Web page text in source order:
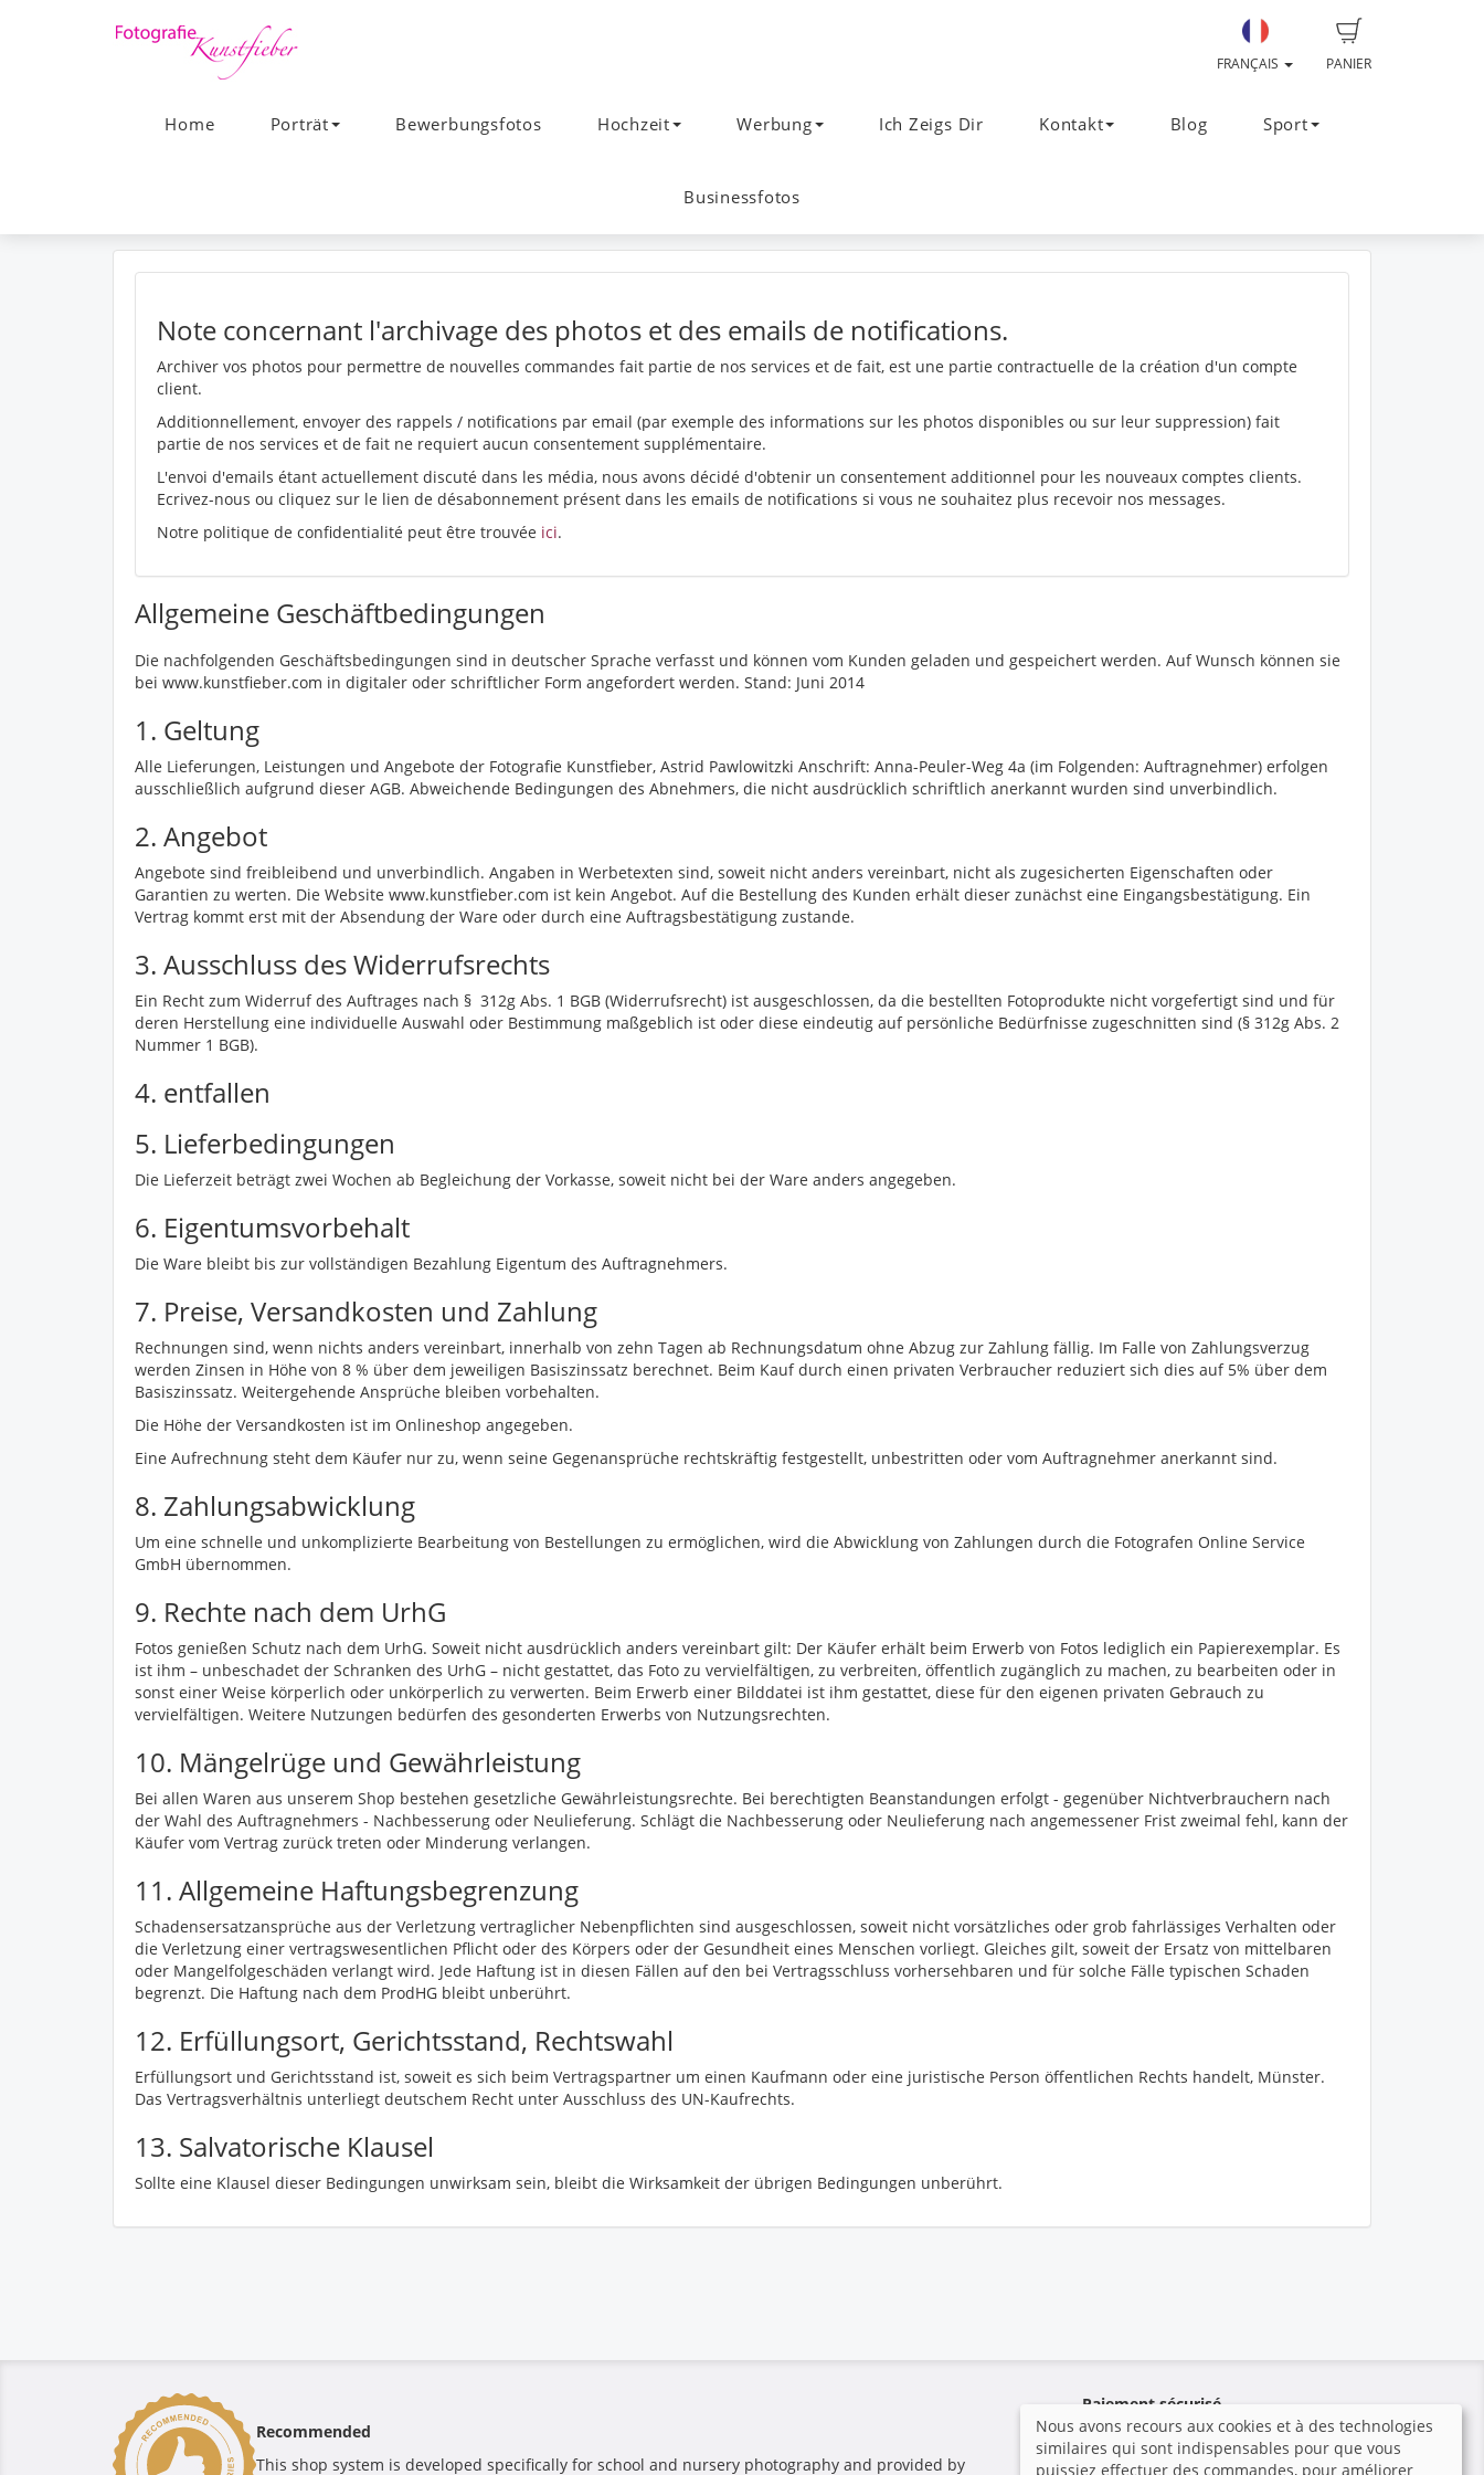
PANIER
FRANÇAIS
Home Porträt Bewerbungsfotos Hochzeit Werbung Ich Zeigs Dir Kontakt Blog Sport
Businessfotos
Note concernant l'archivage des photos et des emails de notifications.
Archiver vos photos pour permettre de nouvelles commandes fait partie de nos services et de fait, est une partie contractuelle de la création d'un compte
client.
Additionnellement, envoyer des rappels / notifications par email (par exemple des informations sur les photos disponibles ou sur leur suppression) fait
partie de nos services et de fait ne requiert aucun consentement supplémentaire.
L'envoi d'emails étant actuellement discuté dans les média, nous avons décidé d'obtenir un consentement additionnel pour les nouveaux comptes clients.
Ecrivez-nous ou cliquez sur le lien de désabonnement présent dans les emails de notifications si vous ne souhaitez plus recevoir nos messages.
Notre politique de confidentialité peut être trouvée ici.
Allgemeine Geschäftbedingungen
Die nachfolgenden Geschäftsbedingungen sind in deutscher Sprache verfasst und können vom Kunden geladen und gespeichert werden. Auf Wunsch können sie
bei www.kunstfieber.com in digitaler oder schriftlicher Form angefordert werden. Stand: Juni 2014
1. Geltung
Alle Lieferungen, Leistungen und Angebote der Fotografie Kunstfieber, Astrid Pawlowitzki Anschrift: Anna-Peuler-Weg 4a (im Folgenden: Auftragnehmer) erfolgen
ausschließlich aufgrund dieser AGB. Abweichende Bedingungen des Abnehmers, die nicht ausdrücklich schriftlich anerkannt wurden sind unverbindlich.
2. Angebot
Angebote sind freibleibend und unverbindlich. Angaben in Werbetexten sind, soweit nicht anders vereinbart, nicht als zugesicherten Eigenschaften oder
Garantien zu werten. Die Website www.kunstfieber.com ist kein Angebot. Auf die Bestellung des Kunden erhält dieser zunächst eine Eingangsbestätigung. Ein
Vertrag kommt erst mit der Absendung der Ware oder durch eine Auftragsbestätigung zustande.
3. Ausschluss des Widerrufsrechts
Ein Recht zum Widerruf des Auftrages nach § 312g Abs. 1 BGB (Widerrufsrecht) ist ausgeschlossen, da die bestellten Fotoprodukte nicht vorgefertigt sind und für
deren Herstellung eine individuelle Auswahl oder Bestimmung maßgeblich ist oder diese eindeutig auf persönliche Bedürfnisse zugeschnitten sind (§ 312g Abs. 2
Nummer 1 BGB).
4. entfallen
5. Lieferbedingungen
Die Lieferzeit beträgt zwei Wochen ab Begleichung der Vorkasse, soweit nicht bei der Ware anders angegeben.
6. Eigentumsvorbehalt
Die Ware bleibt bis zur vollständigen Bezahlung Eigentum des Auftragnehmers.
7. Preise, Versandkosten und Zahlung
Rechnungen sind, wenn nichts anders vereinbart, innerhalb von zehn Tagen ab Rechnungsdatum ohne Abzug zur Zahlung fällig. Im Falle von Zahlungsverzug
werden Zinsen in Höhe von 8 % über dem jeweiligen Basiszinssatz berechnet. Beim Kauf durch einen privaten Verbraucher reduziert sich dies auf 5% über dem
Basiszinssatz. Weitergehende Ansprüche bleiben vorbehalten.
Die Höhe der Versandkosten ist im Onlineshop angegeben.
Eine Aufrechnung steht dem Käufer nur zu, wenn seine Gegenansprüche rechtskräftig festgestellt, unbestritten oder vom Auftragnehmer anerkannt sind.
8. Zahlungsabwicklung
Um eine schnelle und unkomplizierte Bearbeitung von Bestellungen zu ermöglichen, wird die Abwicklung von Zahlungen durch die Fotografen Online Service
GmbH übernommen.
9. Rechte nach dem UrhG
Fotos genießen Schutz nach dem UrhG. Soweit nicht ausdrücklich anders vereinbart gilt: Der Käufer erhält beim Erwerb von Fotos lediglich ein Papierexemplar. Es
ist ihm – unbeschadet der Schranken des UrhG – nicht gestattet, das Foto zu vervielfältigen, zu verbreiten, öffentlich zugänglich zu machen, zu bearbeiten oder in
sonst einer Weise körperlich oder unkörperlich zu verwerten. Beim Erwerb einer Bilddatei ist ihm gestattet, diese für den eigenen privaten Gebrauch zu
vervielfältigen. Weitere Nutzungen bedürfen des gesonderten Erwerbs von Nutzungsrechten.
10. Mängelrüge und Gewährleistung
Bei allen Waren aus unserem Shop bestehen gesetzliche Gewährleistungsrechte. Bei berechtigten Beanstandungen erfolgt - gegenüber Nichtverbrauchern nach
der Wahl des Auftragnehmers - Nachbesserung oder Neulieferung. Schlägt die Nachbesserung oder Neulieferung nach angemessener Frist zweimal fehl, kann der
Käufer vom Vertrag zurück treten oder Minderung verlangen.
11. Allgemeine Haftungsbegrenzung
Schadensersatzansprüche aus der Verletzung vertraglicher Nebenpflichten sind ausgeschlossen, soweit nicht vorsätzliches oder grob fahrlässiges Verhalten oder
die Verletzung einer vertragswesentlichen Pflicht oder des Körpers oder der Gesundheit eines Menschen vorliegt. Gleiches gilt, soweit der Ersatz von mittelbaren
oder Mangelfolgeschäden verlangt wird. Jede Haftung ist in diesen Fällen auf den bei Vertragsschluss vorhersehbaren und für solche Fälle typischen Schaden
begrenzt. Die Haftung nach dem ProdHG bleibt unberührt.
12. Erfüllungsort, Gerichtsstand, Rechtswahl
Erfüllungsort und Gerichtsstand ist, soweit es sich beim Vertragspartner um einen Kaufmann oder eine juristische Person öffentlichen Rechts handelt, Münster.
Das Vertragsverhältnis unterliegt deutschem Recht unter Ausschluss des UN-Kaufrechts.
13. Salvatorische Klausel
Sollte eine Klausel dieser Bedingungen unwirksam sein, bleibt die Wirksamkeit der übrigen Bedingungen unberührt.
Recommended
This shop system is developed specifically for school and nursery photography and provided by
Paiement sécurisé
Le photographe n'a pas configuré
Nous avons recours aux cookies et à des technologies
similaires qui sont indispensables pour que vous
puissiez effectuer des commandes, pour améliorer